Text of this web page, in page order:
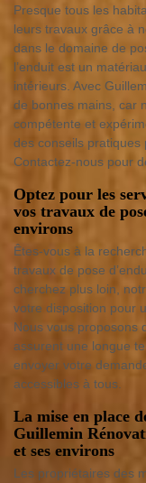
Presque tous les
leurs travaux grâce à
dans le domaine de
l’enduit est un
intérieurs. Avec
de bonnes mains, car
compétente et
des conseils pratiques
Contactez-nous pour
Optez pour les
vos travaux de
environs
Êtes-vous à la
travaux de pose
cherchez plus loin,
votre disposition pour
Nous vous proposons
assurent une longue
envoyer votre
accessibles à tous.
La mise en place
Guillemin
et ses environs
Les propriétaires des